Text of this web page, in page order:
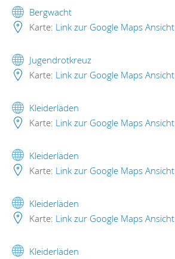
Bergwacht
Karte: Link zur Google Maps Ansicht
Jugendrotkreuz
Karte: Link zur Google Maps Ansicht
Kleiderläden
Karte: Link zur Google Maps Ansicht
Kleiderläden
Karte: Link zur Google Maps Ansicht
Kleiderläden
Karte: Link zur Google Maps Ansicht
Kleiderläden